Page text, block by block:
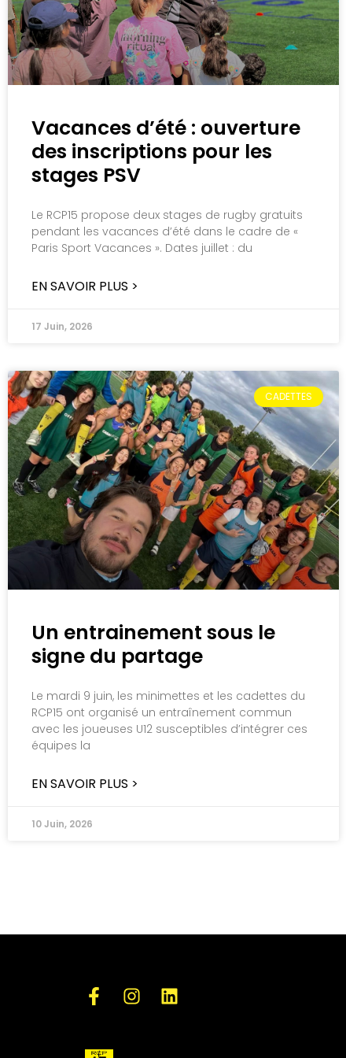
Vacances d’été : ouverture
des inscriptions pour les
stages PSV
Le RCP15 propose deux stages de rugby gratuits
pendant les vacances d’été dans le cadre de «
Paris Sport Vacances ». Dates juillet : du
EN SAVOIR PLUS >
17 Juin, 2026
CADETTES
Un entrainement sous le
signe du partage
Le mardi 9 juin, les minimettes et les cadettes du
RCP15 ont organisé un entraînement commun
avec les joueuses U12 susceptibles d’intégrer ces
équipes la
EN SAVOIR PLUS >
10 Juin, 2026